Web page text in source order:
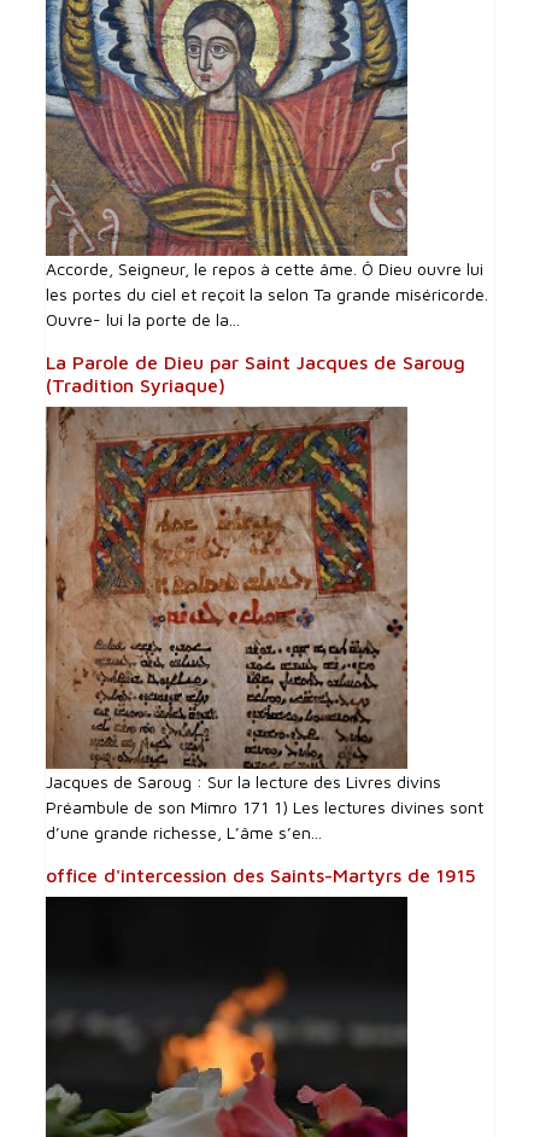
Accorde, Seigneur, le repos à cette âme. Ô Dieu ouvre lui
les portes du ciel et reçoit la selon Ta grande miséricorde.
Ouvre- lui la porte de la...
La Parole de Dieu par Saint Jacques de Saroug
(Tradition Syriaque)
Jacques de Saroug : Sur la lecture des Livres divins
Préambule de son Mimro 171 1) Les lectures divines sont
d’une grande richesse, L’âme s’en...
office d'intercession des Saints-Martyrs de 1915